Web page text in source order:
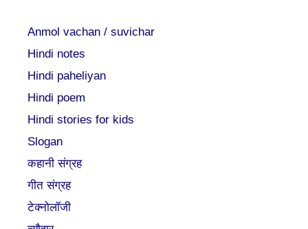
Anmol vachan / suvichar
Hindi notes
Hindi paheliyan
Hindi poem
Hindi stories for kids
Slogan
कहानी संग्रह
गीत संग्रह
टेक्नोलॉजी